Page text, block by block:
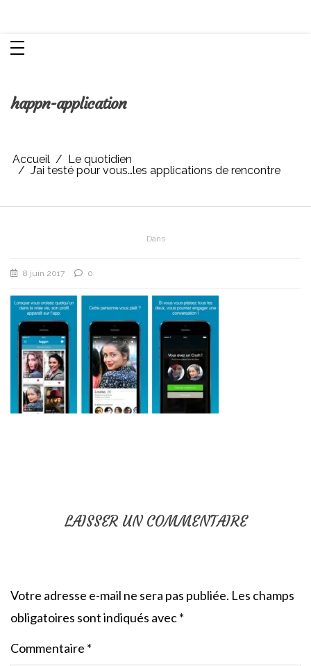
happn-application
Accueil
Le quotidien
J’ai testé pour vous…les applications de rencontre
Dans
8 juin 2017 0
LAISSER UN COMMENTAIRE
Votre adresse e-mail ne sera pas publiée. Les champs
obligatoires sont indiqués avec*
Commentaire *